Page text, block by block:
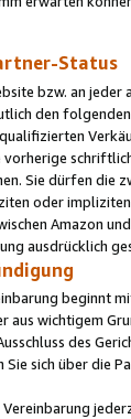
Status
bzw. an
den
vorherige
Sie dürfen die
oder
Amazon
ausdrücklich
beginnt
aus wichtigem
des
Sie sich über die
Vereinbarung